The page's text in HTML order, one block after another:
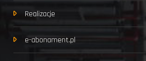
Realizacje
e-abonament.pl